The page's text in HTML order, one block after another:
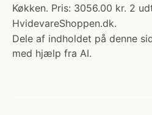
Køkken. Pris: 3056.00 kr. 2
HvidevareShoppen.dk.
Dele af indholdet på denne
med hjælp fra AI.